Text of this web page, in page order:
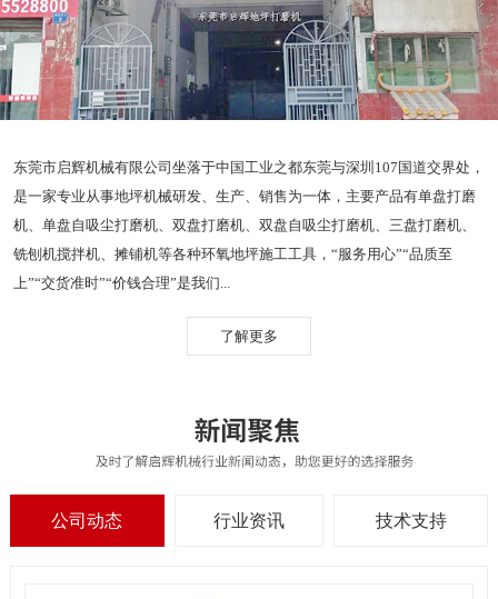
东莞市启辉机械有限公司坐落于中国工业之都东莞与深圳107国道交界处，
是一家专业从事地坪机械研发、生产、销售为一体，主要产品有单盘打磨
机、单盘自吸尘打磨机、双盘打磨机、双盘自吸尘打磨机、三盘打磨机、
铣刨机搅拌机、摊铺机等各种环氧地坪施工工具，“服务用心”“品质至
上”“交货准时”“价钱合理”是我们...
了解更多
公司动态 行业资讯 技术支持